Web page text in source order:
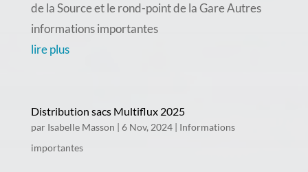
de la Source et le rond-point de la Gare Autres
informations importantes
lire plus
Distribution sacs Multiflux 2025
par Isabelle Masson | 6 Nov, 2024| Informations
importantes